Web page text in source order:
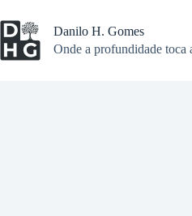
para
o
conteúdo
Danilo H. Gomes
Onde a profundidade toca